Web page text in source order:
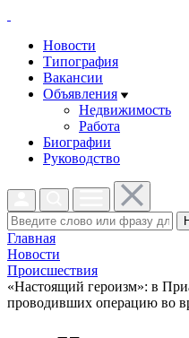
Новости
Типография
Вакансии
Объявления
Недвижимость
Работа
Биографии
Руководство
Главная
Новости
Проиcшествия
«Настоящий героизм»: в
проводивших операцию во